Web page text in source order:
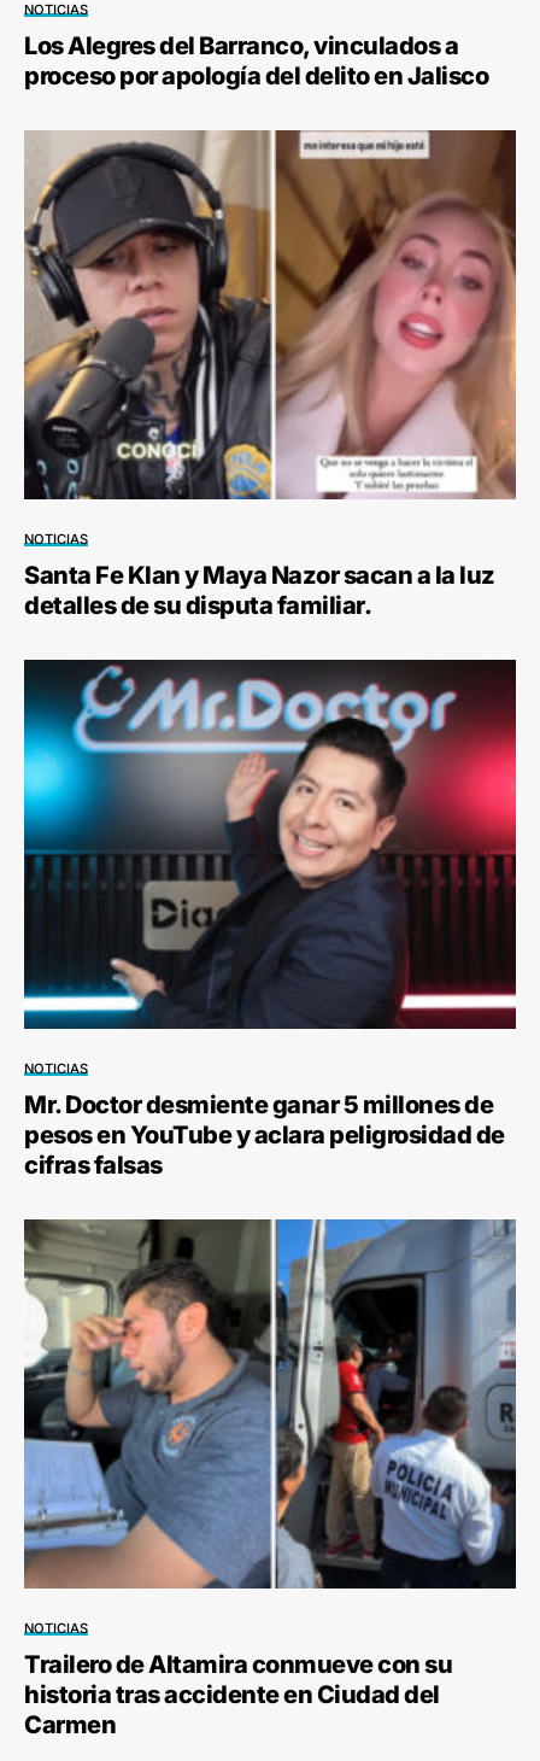
NOTICIAS
Los Alegres del Barranco, vinculados a
proceso por apología del delito en Jalisco
NOTICIAS
Santa Fe Klan y Maya Nazor sacan a la luz
detalles de su disputa familiar.
NOTICIAS
Mr. Doctor desmiente ganar 5 millones de
pesos en YouTube y aclara peligrosidad de
cifras falsas
NOTICIAS
Trailero de Altamira conmueve con su
historia tras accidente en Ciudad del
Carmen